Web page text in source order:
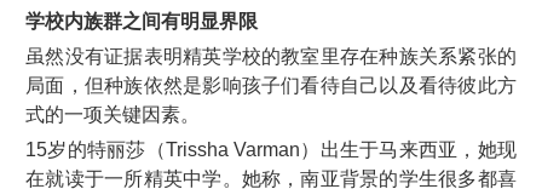
学校内族群之间有明显界限
虽然没有证据表明精英学校的教室里存在种族关系紧张的
局面，但种族依然是影响孩子们看待自己以及看待彼此方
式的一项关键因素。
15岁的特丽莎（Trissha Varman）出生于马来西亚，她现
在就读于一所精英中学。她称，南亚背景的学生很多都喜